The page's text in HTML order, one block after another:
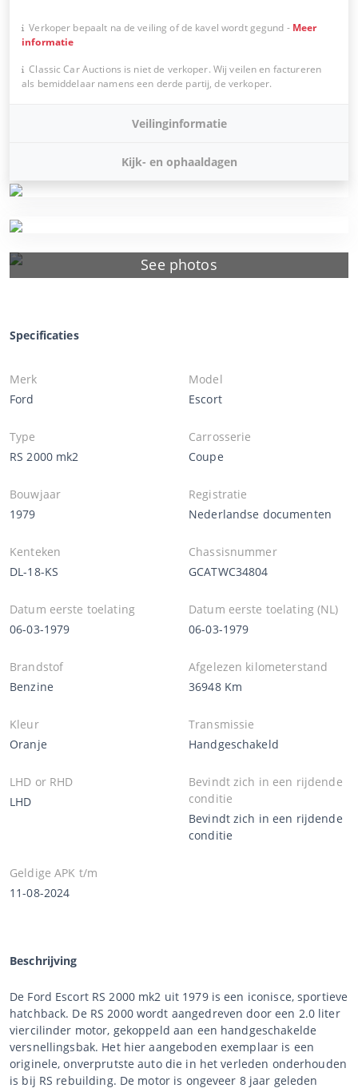
See photos
Verkoper bepaalt na de veiling of de kavel wordt gegund - Meer
informatie
Classic Car Auctions is niet de verkoper. Wij veilen en factureren
als bemiddelaar namens een derde partij, de verkoper.
Veilinginformatie
Kijk- en ophaaldagen
Specificaties
Merk
Ford
Model
Escort
Type
RS 2000 mk2
Carrosserie
Coupe
Bouwjaar
1979
Registratie
Nederlandse documenten
Kenteken
DL-18-KS
Chassisnummer
GCATWC34804
Datum eerste toelating
06-03-1979
Datum eerste toelating (NL)
06-03-1979
Brandstof
Benzine
Afgelezen kilometerstand
36948 Km
Kleur
Oranje
Transmissie
Handgeschakeld
LHD or RHD
LHD
Bevindt zich in een rijdende
conditie
Bevindt zich in een rijdende
conditie
Geldige APK t/m
11-08-2024
Beschrijving
De Ford Escort RS 2000 mk2 uit 1979 is een iconisce, sportieve
hatchback. De RS 2000 wordt aangedreven door een 2.0 liter
viercilinder motor, gekoppeld aan een handgeschakelde
versnellingsbak. Het hier aangeboden exemplaar is een
originele, onverprutste auto die in het verleden onderhouden
is bij RS rebuilding. De motor is ongeveer 8 jaar geleden